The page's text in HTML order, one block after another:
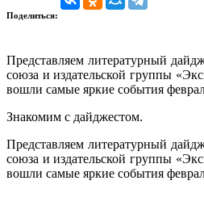
Поделиться:
Представляем литературный
союза и издательской группы
вошли самые яркие события
Знакомим с дайджестом.
Представляем литературный
союза и издательской группы
вошли самые яркие события